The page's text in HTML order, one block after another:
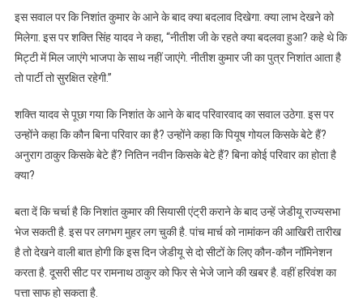
इस सवाल पर कि निशांत कुमार के आने के बाद क्या बदलाव दिखेगा. क्या लाभ देखने को
मिलेगा. इस पर शक्ति सिंह यादव ने कहा, “नीतीश जी के रहते क्या बदलवा हुआ? कहे थे कि
मिट्टी में मिल जाएंगे भाजपा के साथ नहीं जाएंगे. नीतीश कुमार जी का पुत्र निशांत आता है
तो पार्टी तो सुरक्षित रहेगी.”
शक्ति यादव से पूछा गया कि निशांत के आने के बाद परिवारवाद का सवाल उठेगा. इस पर
उन्होंने कहा कि कौन बिना परिवार का है? उन्होंने कहा कि पियूष गोयल किसके बेटे हैं?
अनुराग ठाकुर किसके बेटे हैं? नितिन नवीन किसके बेटे हैं? बिना कोई परिवार का होता है
क्या?
बता दें कि चर्चा है कि निशांत कुमार की सियासी एंट्री कराने के बाद उन्हें जेडीयू राज्यसभा
भेज सकती है. इस पर लगभग मुहर लग चुकी है. पांच मार्च को नामांकन की आखिरी तारीख
है तो देखने वाली बात होगी कि इस दिन जेडीयू से दो सीटों के लिए कौन-कौन नॉमिनेशन
करता है. दूसरी सीट पर रामनाथ ठाकुर को फिर से भेजे जाने की खबर है. वहीं हरिवंश का
पत्ता साफ हो सकता है.